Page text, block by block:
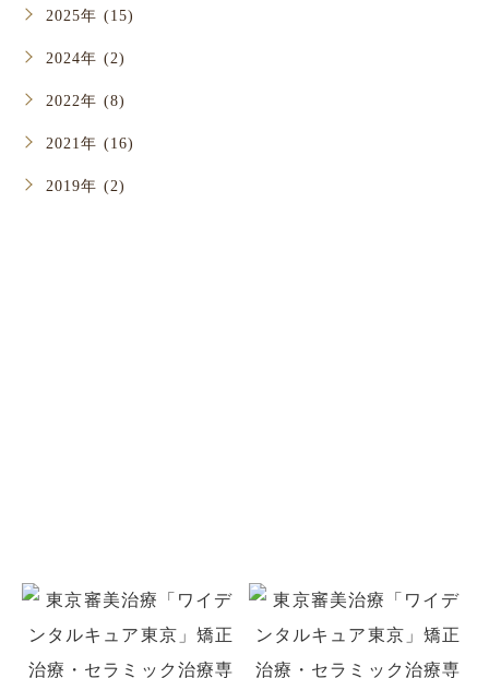
2025年 (15)
2024年 (2)
2022年 (8)
2021年 (16)
2019年 (2)